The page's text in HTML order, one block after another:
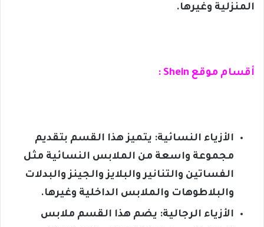
المنزلية وغيرها.
أقسام موقع Shein :
الأزياء النسائية: يتميز هذا القسم بتقديم
مجموعة واسعة من الملابس النسائية مثل
الفساتين والتنانير والبلايز والجينز والبدلات
والبلاطوهات والملابس الداخلية وغيرها.
الأزياء الرجالية: يضم هذا القسم ملابس